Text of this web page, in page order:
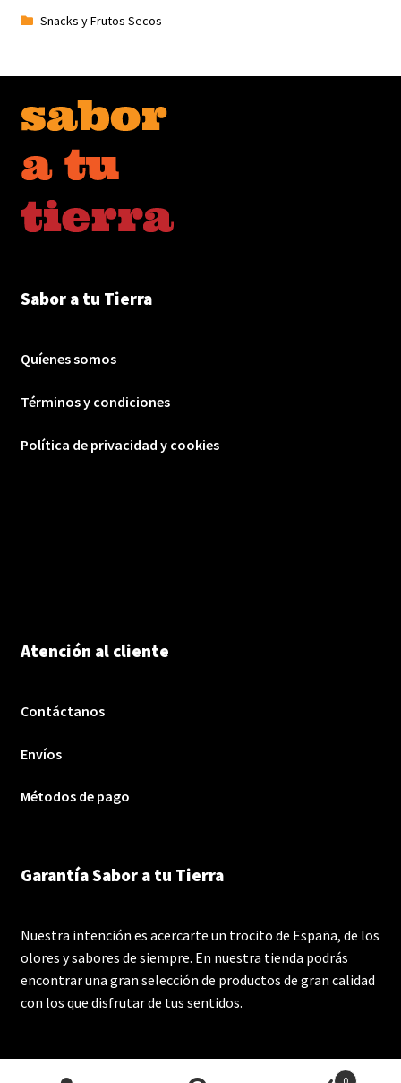
Snacks y Frutos Secos
Sabor a tu Tierra
Quíenes somos
Términos y condiciones
Política de privacidad y cookies
Atención al cliente
Contáctanos
Envíos
Métodos de pago
Garantía Sabor a tu Tierra
Nuestra intención es acercarte un trocito de España, de los
olores y sabores de siempre. En nuestra tienda podrás
encontrar una gran selección de productos de gran calidad
con los que disfrutar de tus sentidos.